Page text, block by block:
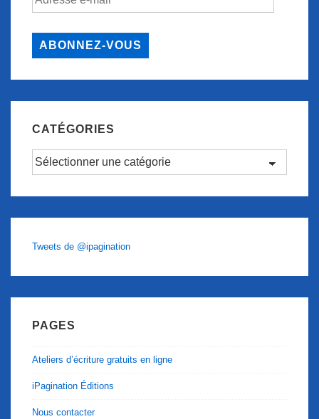
ABONNEZ-VOUS
CATÉGORIES
Catégories
Tweets de @ipagination
PAGES
Ateliers d’écriture gratuits en ligne
iPagination Éditions
Nous contacter